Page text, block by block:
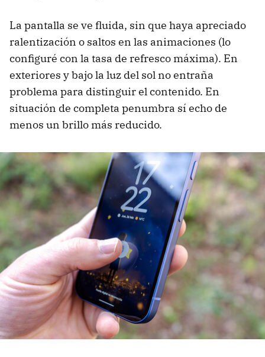
La pantalla se ve fluida, sin que haya apreciado
ralentización o saltos en las animaciones (lo
configuré con la tasa de refresco máxima). En
exteriores y bajo la luz del sol no entraña
problema para distinguir el contenido. En
situación de completa penumbra sí echo de
menos un brillo más reducido.